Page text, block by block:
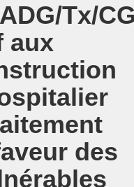
Tx/
aux
des